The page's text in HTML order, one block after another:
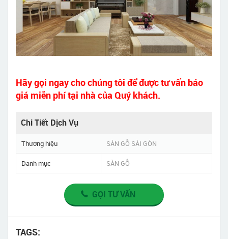
Hãy gọi ngay cho chúng tôi để được tư vấn báo
giá miễn phí tại nhà của Quý khách.
Chi Tiết Dịch Vụ
Thương hiệu SÀN GỖ SÀI GÒN
Danh mục SÀN GỖ
GỌI TƯ VẤN
TAGS: